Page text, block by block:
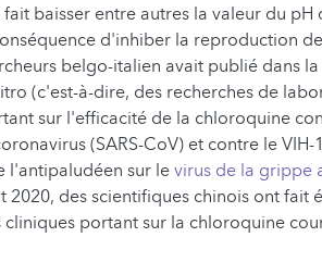
baisser entre autres la valeur du pH
d'inhiber la reproduction
belgo-italien avait publié dans
(c'est-à-dire, des recherches de
sur l'efficacité de la chloroquine
(SARS-CoV) et contre le
l'antipaludéen sur levirus de la grippe
2020, des scientifiques chinois ont fait
cliniques portant sur la chloroquine